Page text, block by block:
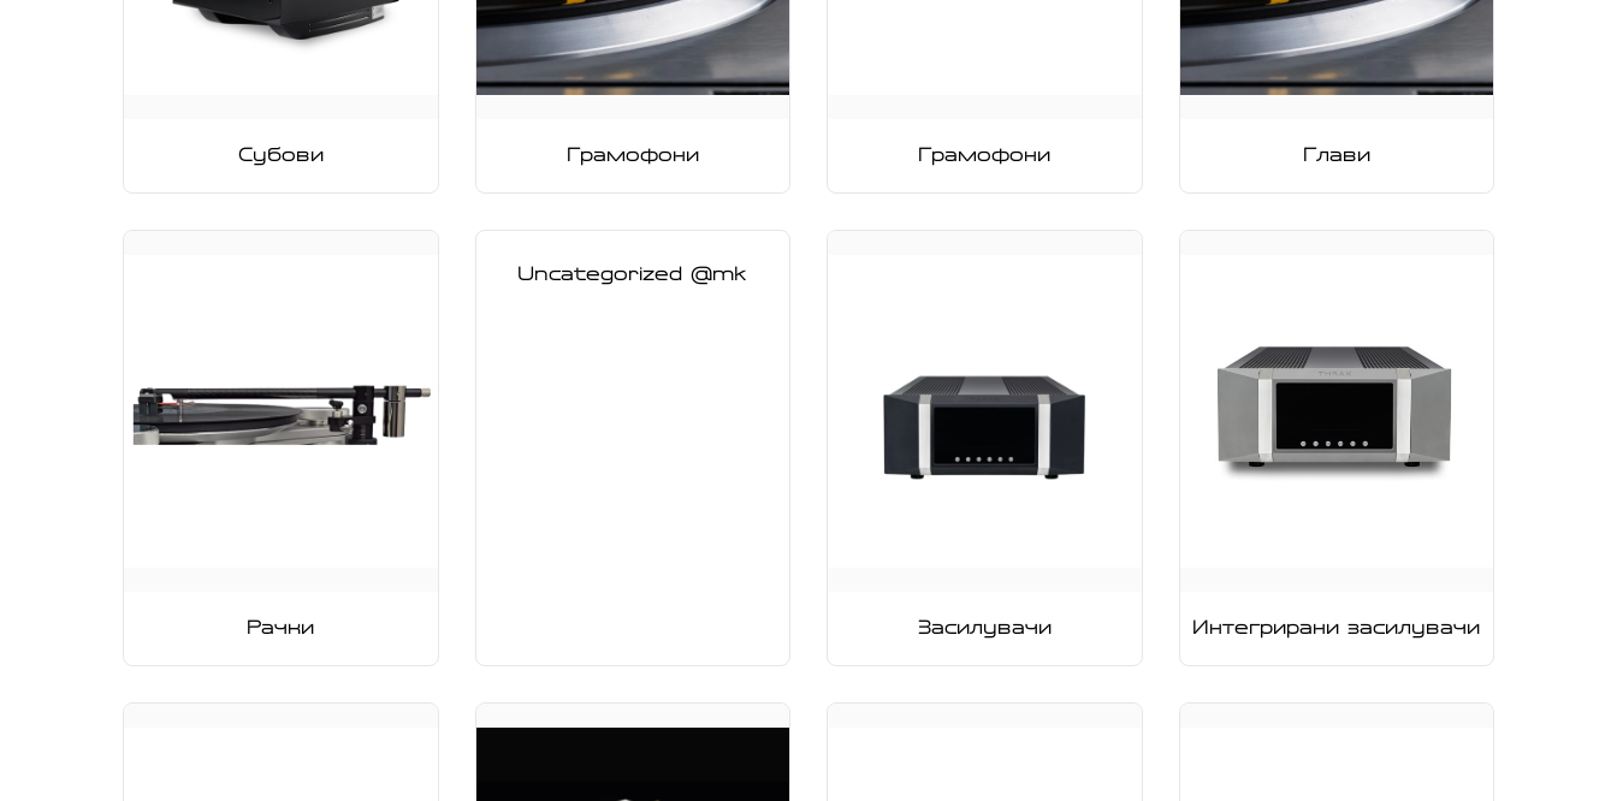
Субови Грамофони Грамофони Глави
Рачки
Uncategorized @mk
Засилувачи Интегрирани засилувачи